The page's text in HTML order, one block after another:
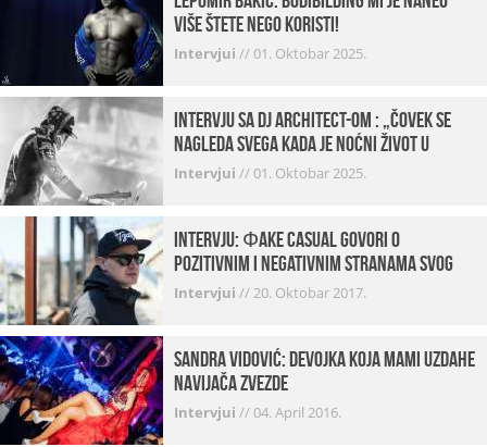
više štete nego koristi!
Intervjui //01. Oktobar 2025.
Intervju sa DJ Architect-om : „Čovek se
nagleda svega kada je noćni život u
pitanju. U klubovima najmanje vidim
Intervjui //01. Oktobar 2025.
INTERVJU: Фake Casual govori o
pozitivnim i negativnim stranama svog
posla, počecima, omiljenim mestima …
Intervjui //20. Oktobar 2017.
Sandra Vidović: devojka koja mami uzdahe
navijača Zvezde
Intervjui //04. April 2016.